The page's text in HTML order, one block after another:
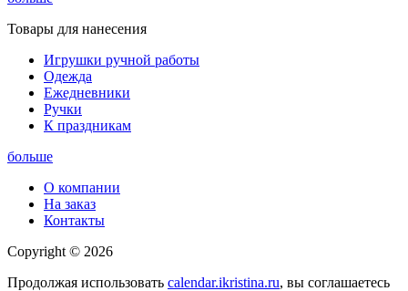
Товары для нанесения
Игрушки ручной работы
Одежда
Ежедневники
Ручки
К праздникам
больше
О компании
На заказ
Контакты
Copyright © 2026
Продолжая использовать calendar.ikristina.ru, вы соглашаетесь